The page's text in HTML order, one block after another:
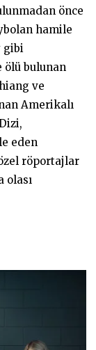
önce
hamile
gibi
ölü bulunan
ve
Amerikalı
eden
röportajlar
olası